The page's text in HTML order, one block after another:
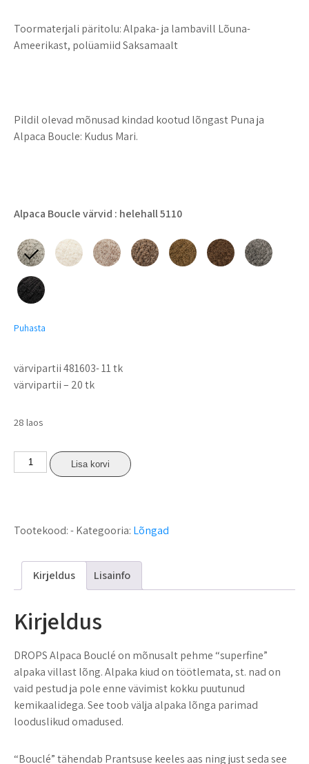
Toormaterjali päritolu:Alpaka- ja lambavill Lõuna-
Ameerikast, polüamiid Saksamaalt
Pildil olevad mõnusad kindad kootud lõngast Puna ja
Alpaca Boucle: Kudus Mari.
Alpaca Boucle värvid : helehall 5110
Puhasta
värvipartii 481603- 11 tk
värvipartii – 20 tk
28 laos
Lisa korvi
Tootekood:-Kategooria: Lõngad
Kirjeldus Lisainfo
Kirjeldus
DROPS Alpaca Bouclé on mõnusalt pehme “superfine”
alpaka villast lõng. Alpaka kiud on töötlemata, st. nad on
vaid pestud ja pole enne vävimist kokku puutunud
kemikaalidega. See toob välja alpaka lõnga parimad
looduslikud omadused.
“Bouclé” tähendab Prantsuse keeles aas ning just seda see